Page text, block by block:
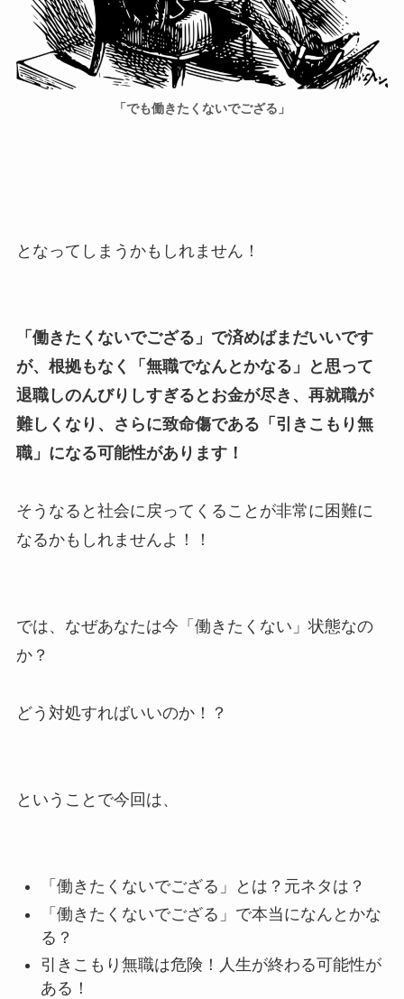
「でも働きたくないでござる」
となってしまうかもしれません！
「働きたくないでござる」で済めばまだいいです
が、根拠もなく「無職でなんとかなる」と思って
退職しのんびりしすぎるとお金が尽き、再就職が
難しくなり、さらに致命傷である「引きこもり無
職」になる可能性があります！
そうなると社会に戻ってくることが非常に困難に
なるかもしれませんよ！！
では、なぜあなたは今「働きたくない」状態なの
か？
どう対処すればいいのか！？
ということで今回は、
「働きたくないでござる」とは？元ネタは？
「働きたくないでござる」で本当になんとかな
る？
引きこもり無職は危険！人生が終わる可能性が
ある！